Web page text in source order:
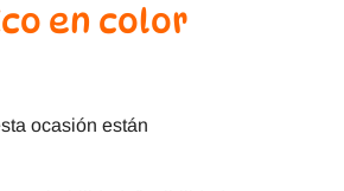
en color
ocasión están